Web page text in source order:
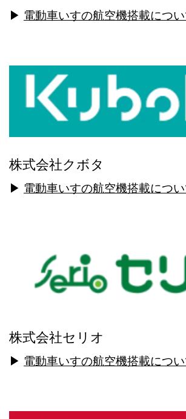
▶ 電動車いすの航空機搭載につい
株式会社クボタ
▶ 電動車いすの航空機搭載につい
株式会社セリオ
▶ 電動車いすの航空機搭載につい